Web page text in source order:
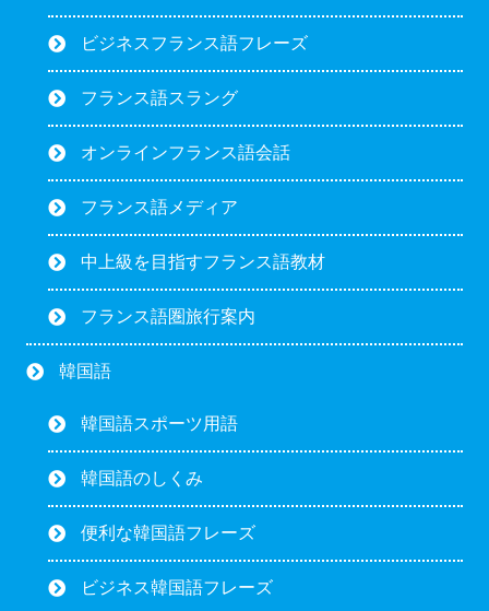
ビジネスフランス語フレーズ
フランス語スラング
オンラインフランス語会話
フランス語メディア
中上級を目指すフランス語教材
フランス語圏旅行案内
韓国語
韓国語スポーツ用語
韓国語のしくみ
便利な韓国語フレーズ
ビジネス韓国語フレーズ